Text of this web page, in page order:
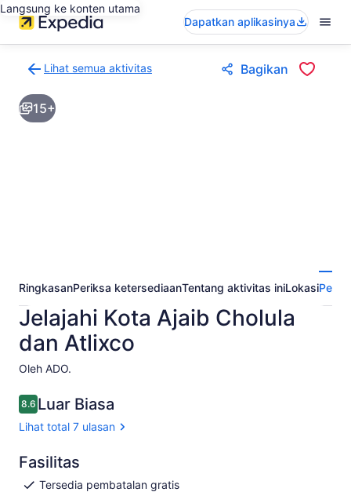
Langsung ke konten utama
Dapatkan aplikasinya
Lihat semua aktivitas
ke
halaman
hasil
Bagikan
15+
RingkasanPeriksa ketersediaanTentang aktivitas iniLokasi
Jelajahi Kota Ajaib Cholula
dan Atlixco
Oleh ADO.
8.68.6 dari 10
Luar Biasa
Lihat total 7 ulasan
Fasilitas
Tersedia pembatalan gratis